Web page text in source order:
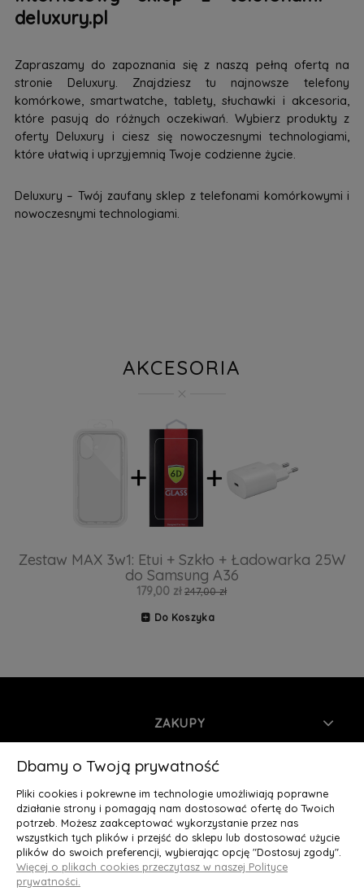
deluxury.pl
Zapraszamy do zapoznania się z naszą pełną ofertą na
stronie Deluxury. Znajdziesz tu najnowsze telefony
komórkowe, smartwatche, tablety, słuchawki i akcesoria,
które pasują do różnych oczekiwań. Wybierz produkty z
oferty Deluxury i ciesz się nowoczesnymi technologiami,
które ułatwią i uprzyjemnią Twoje codzienne życie.
Deluxury – Twój zaufany sklep z telefonami komórkowymi i
nowoczesnymi technologiami.
AKCESORIA
Zestaw MAX 3w1: Etui + Szkło + Ładowarka 25W
do Samsung A36
179,00 zł 247,00 zł
Do Koszyka
ZAKUPY
INFORMACJE
MOJE KONTO
O NAS
Deluxury.pl
Dbamy o Twoją prywatność
Pliki cookies i pokrewne im technologie umożliwiają poprawne
działanie strony i pomagają nam dostosować ofertę do Twoich
potrzeb. Możesz zaakceptować wykorzystanie przez nas
wszystkich tych plików i przejść do sklepu lub dostosować użycie
plików do swoich preferencji, wybierając opcję "Dostosuj zgody".
Więcej o plikach cookies przeczytasz w naszej Polityce
prywatności.